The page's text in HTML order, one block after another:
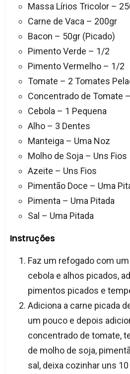
Massa Lírios Tricolor –
Carne de Vaca – 200gr
Bacon – 50gr (Picado)
Pimento Verde – 1/2
Pimento Vermelho – 1/2
Tomate – 2 Tomates
Concentrado de Tomate
Cebola – 1 Pequena
Alho – 3 Dentes
Manteiga – Uma Noz
Molho de Soja – Uns Fios
Azeite – Uns Fios
Pimentão Doce – Uma
Pimenta – Uma Pitada
Sal – Uma Pitada
Instruções
Faz um refogado com
cebola e alhos picados,
pimentos picados e
Adiciona a carne picada
um pouco e depois
concentrado de tomate,
de molho de soja,
sal, deixa cozinhar uns